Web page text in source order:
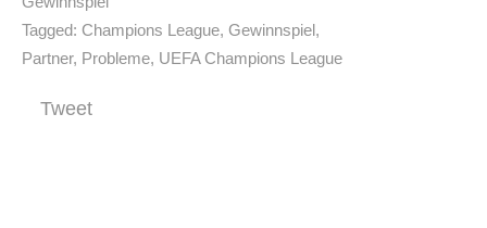
Tagged: Champions League, Gewinnspiel,
Partner, Probleme, UEFA Champions League
Tweet